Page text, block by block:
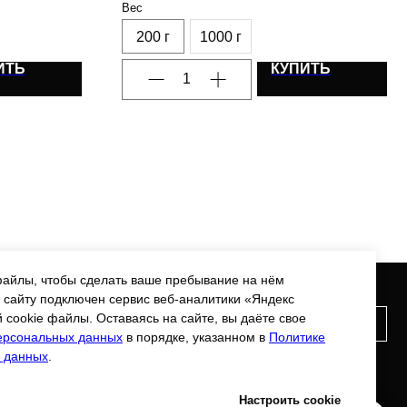
Вес
200 г 1000 г
КУПИТЬ
чтобы сделать ваше пребывание на нём
подключен сервис веб-аналитики «Яндекс
файлы. Оставаясь на сайте, вы даёте свое
данных в порядке, указанном в Политике
данных.
Настроить cookie
Подписаться на рассылку